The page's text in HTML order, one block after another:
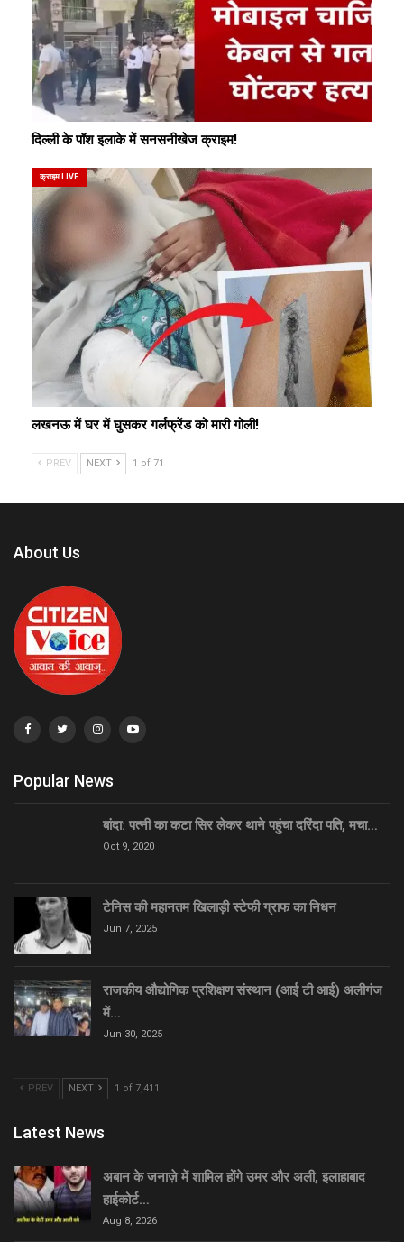
दिल्ली के पॉश इलाके में सनसनीखेज क्राइम!
क्राइम LIVE
लखनऊ में घर में घुसकर गर्लफ्रेंड को मारी गोली!
PREV NEXT 1 of 71
About Us
Popular News
बांदा: पत्नी का कटा सिर लेकर थाने पहुंचा दरिंदा पति, मचा…
Oct 9, 2020
टेनिस की महानतम खिलाड़ी स्टेफी ग्राफ का निधन
Jun 7, 2025
राजकीय औद्योगिक प्रशिक्षण संस्थान (आई टी आई) अलीगंज
में…
Jun 30, 2025
PREV NEXT 1 of 7,411
Latest News
अबान के जनाज़े में शामिल होंगे उमर और अली, इलाहाबाद
हाईकोर्ट…
Aug 8, 2026